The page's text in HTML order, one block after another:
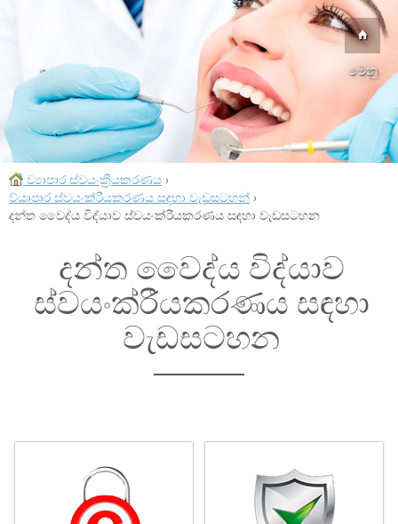
මෙනු
ව්‍යාපාර ස්වයංක්‍රීයකරණය ›
ව්යාපාර ස්වයංක්රීයකරණය සඳහා වැඩසටහන් ›
දන්ත වෛද්ය විද්යාව ස්වයංක්රීයකරණය සඳහා වැඩසටහන
දන්ත වෛද්ය විද්යාව
ස්වයංක්රීයකරණය සඳහා
වැඩසටහන